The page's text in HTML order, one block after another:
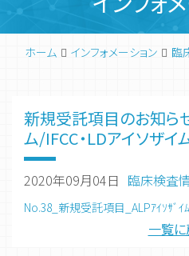
ホーム インフォメーション 臨
新規受託項目のお知ら
ム/IFCC・LDアイソザイ
2020年09月04日 臨床検査
No.38_新規受託項目_ALPｱｲｿｻﾞｲ
一覧に